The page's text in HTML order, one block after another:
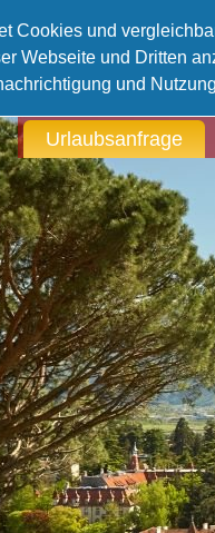
Cookies und
Webseite und Dritten
und
Urlaubsanfrage